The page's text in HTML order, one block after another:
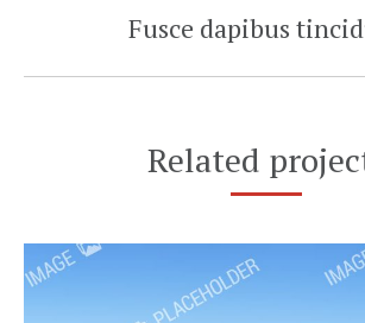
navigation
Next
Fusce dapibus
Related